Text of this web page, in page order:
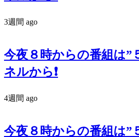
3週間 ago
今夜８時からの番組は”
ネルから❗️
4週間 ago
今夜８時からの番組は”